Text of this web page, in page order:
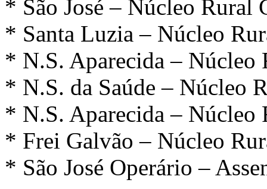
* São José – Núcleo Rural
* Santa Luzia – Núcleo
* N.S. Aparecida – Núcleo
* N.S. da Saúde – Núcleo
* N.S. Aparecida – Núcleo
* Frei Galvão – Núcleo
* São José Operário –